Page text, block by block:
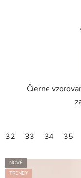
Čierne
32 33 34 35
NOVÉ
TRENDY